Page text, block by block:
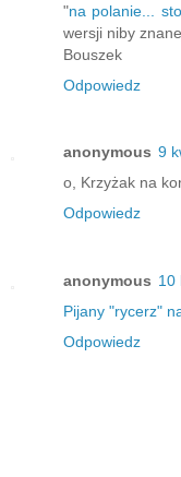
"na polanie...
wersji niby
Bouszek
Odpowiedz
anonymous 9
o, Krzyżak na
Odpowiedz
anonymous 10
Pijany "rycerz"
Odpowiedz